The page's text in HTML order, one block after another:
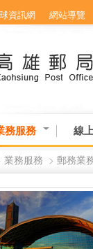
資訊網 網站導覽
務服務 線
業務服務 > 郵務業